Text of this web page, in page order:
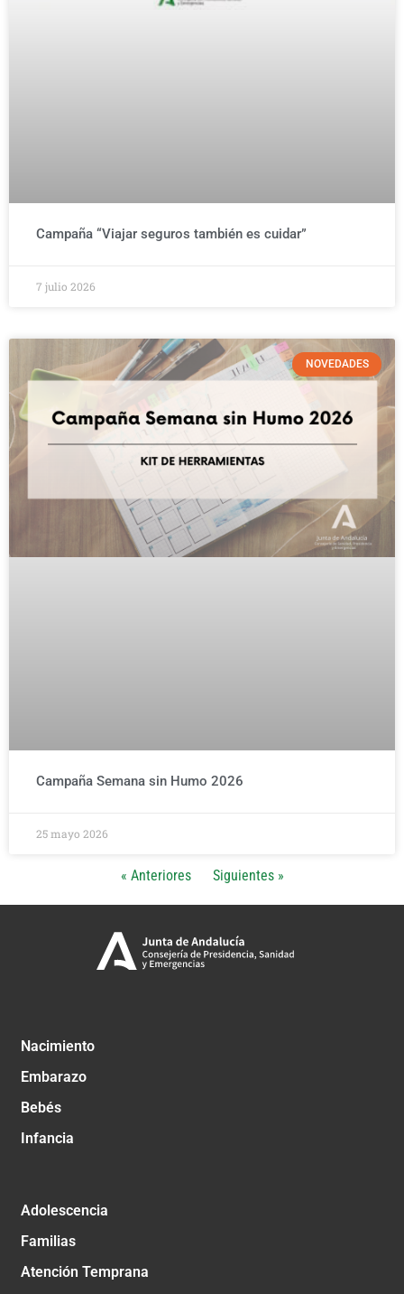
Campaña “Viajar seguros también es cuidar”
7 julio 2026
NOVEDADES
Campaña Semana sin Humo 2026
25 mayo 2026
« Anteriores Siguientes »
Nacimiento
Embarazo
Bebés
Infancia
Adolescencia
Familias
Atención Temprana